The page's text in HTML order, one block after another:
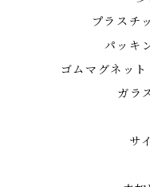
プラスチ
パッキ
ゴムマグネッ
ガラ
サ